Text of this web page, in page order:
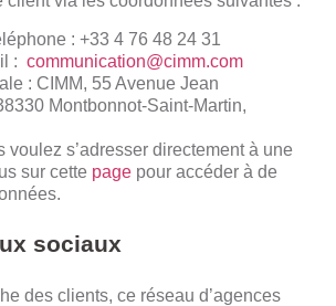
: +33 4 76 48 24 31
: communication@cimm.com
: CIMM, 55 Avenue Jean
Montbonnot-Saint-Martin,
voulez s’adresser directement à une
sur cette page pour accéder à de
sociaux
des clients, ce réseau d’agences